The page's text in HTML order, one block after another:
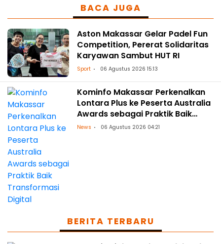
BACA JUGA
Aston Makassar Gelar Padel Fun
Competition, Pererat Solidaritas
Karyawan Sambut HUT RI
Sport 06 Agustus 2026 15:13
Kominfo Makassar Perkenalkan
Lontara Plus ke Peserta Australia
Awards sebagai Praktik Baik
Transformasi Digital
News 06 Agustus 2026 04:21
BERITA TERBARU